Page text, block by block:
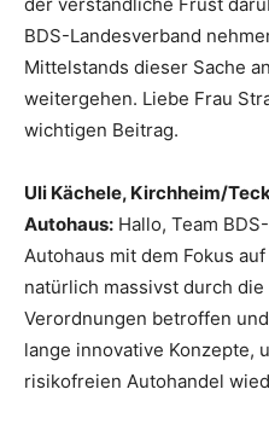
BDS-Landesverband
Mittelstands dieser Sache
weitergehen. Liebe Frau
wichtigen Beitrag.
Uli Kächele, Kirchheim/
Autohaus: Hallo, Team
Autohaus mit dem Fokus
natürlich massivst durch
Verordnungen betroffen
lange innovative Konzepte,
risikofreien Autohandel